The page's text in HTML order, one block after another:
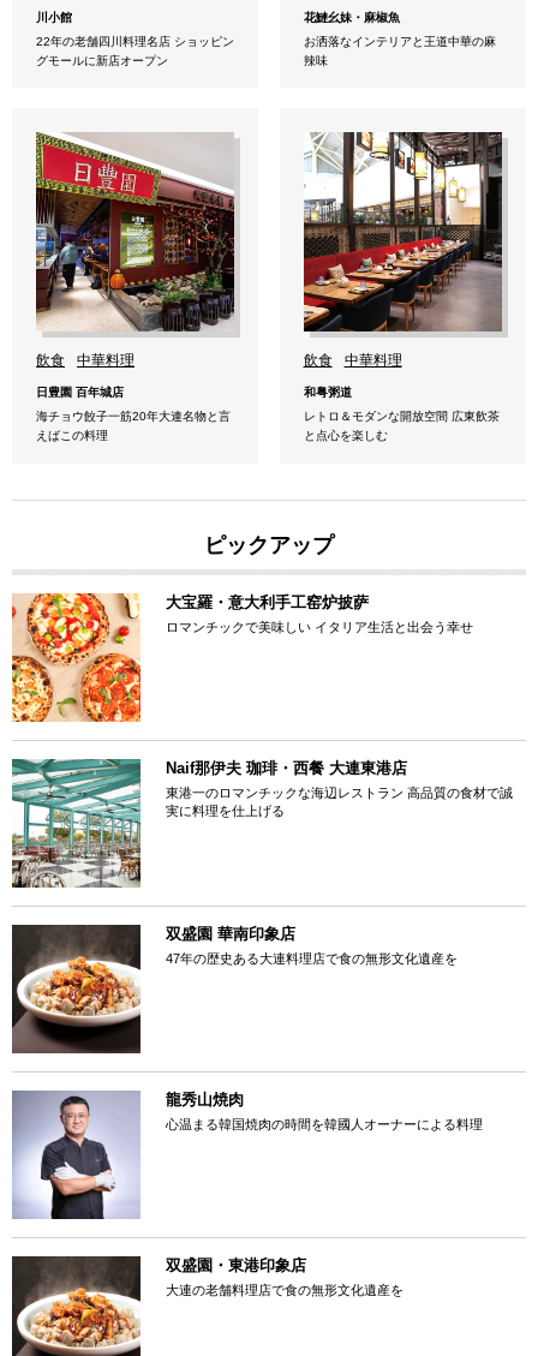
川小館
22年の老舗四川料理名店 ショッピン
グモールに新店オープン
花鰱幺妹・麻椒魚
お洒落なインテリアと王道中華の麻
辣味
飲食 中華料理
日豊園 百年城店
海チョウ餃子一筋20年大連名物と言
えばこの料理
飲食 中華料理
和粤粥道
レトロ＆モダンな開放空間 広東飲茶
と点心を楽しむ
ピックアップ
大宝羅・意大利手工窑炉披萨
ロマンチックで美味しい イタリア生活と出会う幸せ
Naif那伊夫 珈琲・西餐 大連東港店
東港一のロマンチックな海辺レストラン 高品質の食材で誠
実に料理を仕上げる
双盛園 華南印象店
47年の歴史ある大連料理店で食の無形文化遺産を
龍秀山焼肉
心温まる韓国焼肉の時間を韓國人オーナーによる料理
双盛園・東港印象店
大連の老舗料理店で食の無形文化遺産を